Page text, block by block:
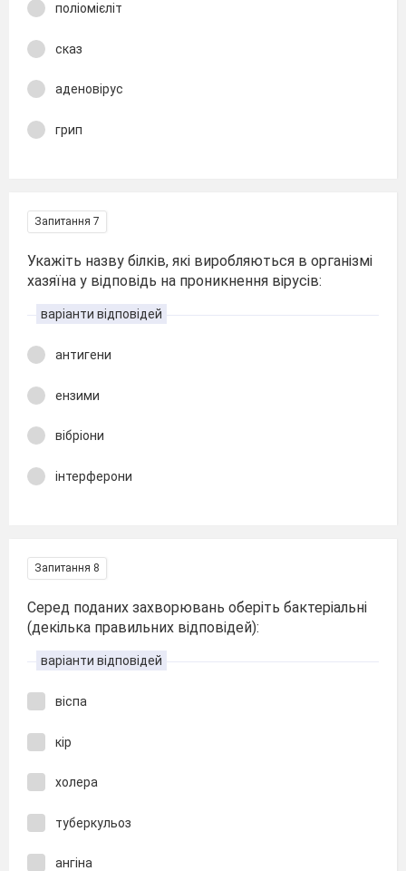
поліомієліт
сказ
аденовірус
грип
Запитання 7
Укажіть назву білків, які виробляються в організмі
хазяїна у відповідь на проникнення вірусів:
варіанти відповідей
антигени
ензими
вібріони
інтерферони
Запитання 8
Серед поданих захворювань оберіть бактеріальні
(декілька правильних відповідей):
варіанти відповідей
віспа
кір
холера
туберкульоз
ангіна